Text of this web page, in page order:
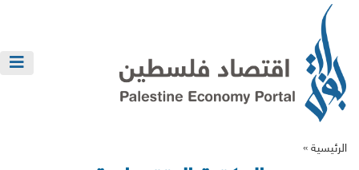
الرئيسية »